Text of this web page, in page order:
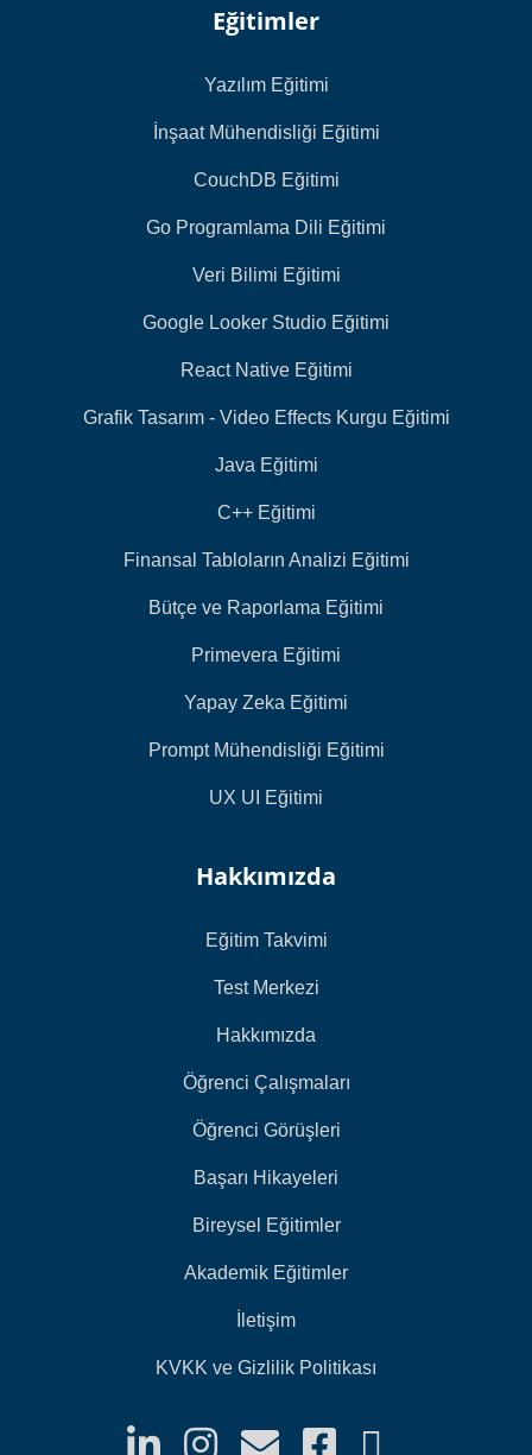
Eğitimler
Yazılım Eğitimi
İnşaat Mühendisliği Eğitimi
CouchDB Eğitimi
Go Programlama Dili Eğitimi
Veri Bilimi Eğitimi
Google Looker Studio Eğitimi
React Native Eğitimi
Grafik Tasarım - Video Effects Kurgu Eğitimi
Java Eğitimi
C++ Eğitimi
Finansal Tabloların Analizi Eğitimi
Bütçe ve Raporlama Eğitimi
Primevera Eğitimi
Yapay Zeka Eğitimi
Prompt Mühendisliği Eğitimi
UX UI Eğitimi
Hakkımızda
Eğitim Takvimi
Test Merkezi
Hakkımızda
Öğrenci Çalışmaları
Öğrenci Görüşleri
Başarı Hikayeleri
Bireysel Eğitimler
Akademik Eğitimler
İletişim
KVKK ve Gizlilik Politikası